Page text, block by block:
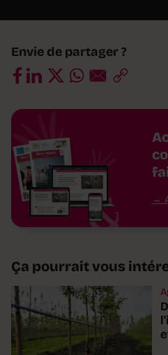
Envie de partager ?
Ça pourrait vous